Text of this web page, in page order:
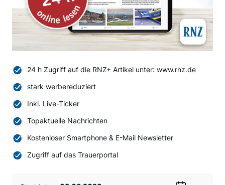
24 h Zugriff auf die RNZ+ Artikel unter: www.rnz.de
stark werbereduziert
Inkl. Live-Ticker
Topaktuelle Nachrichten
Kostenloser Smartphone & E-Mail Newsletter
Zugriff auf das Trauerportal